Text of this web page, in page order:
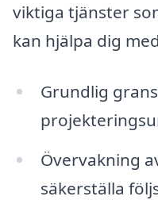
viktiga tjänster
kan hjälpa dig
Grundlig
Övervakning
säkerställa